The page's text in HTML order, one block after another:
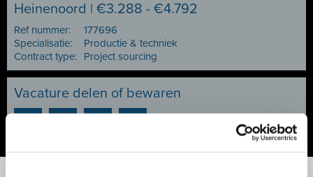
Heinenoord | €3.288 - €4.792
Ref nummer:
177696
Specialisatie:
Productie & techniek
Contract type:
Project sourcing
Vacature delen of bewaren